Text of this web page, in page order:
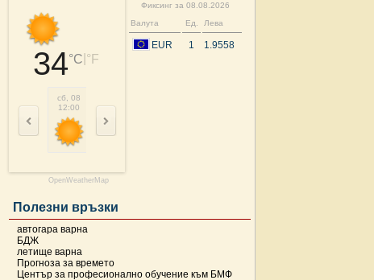
34°C °F
сб, 08
12:00
15:00
OpenWeatherMap
Фиксинг за 08.08.2026
Валута
Ед. Лева
EUR 1 1.9558
Полезни връзки
автогара варна
БДЖ
летище варна
Прогноза за времето
Център за професионално обучение към БМФ